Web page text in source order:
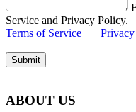
Service and Privacy Policy.
Terms of Service |
Submit
ABOUT US